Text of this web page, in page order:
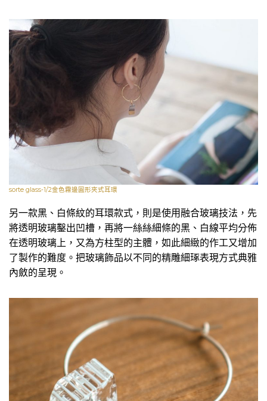
sorte glass-1/2金色霧邊圓形夾式耳環
另一款黑、白條紋的耳環款式，則是使用融合玻璃技法，先
將透明玻璃鑿出凹槽，再將一絲絲細條的黑、白線平均分佈
在透明玻璃上，又為方柱型的主體，如此細緻的作工又增加
了製作的難度。把玻璃飾品以不同的精雕細琢表現方式典雅
內斂的呈現。